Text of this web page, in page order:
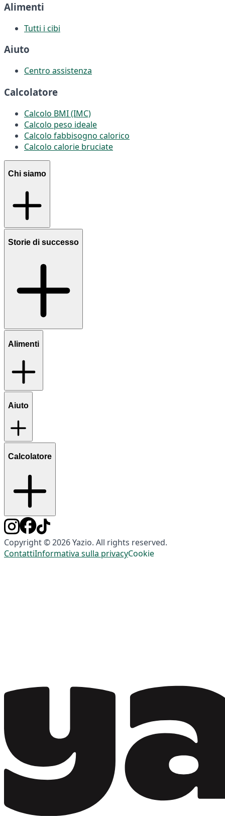
Alimenti
Tutti i cibi
Aiuto
Centro assistenza
Calcolatore
Calcolo BMI (IMC)
Calcolo peso ideale
Calcolo fabbisogno calorico
Calcolo calorie bruciate
Chi siamo
Storie di successo
Alimenti
Aiuto
Calcolatore
Copyright © 2026 Yazio. All rights reserved.
ContattiInformativa sulla privacyCookie